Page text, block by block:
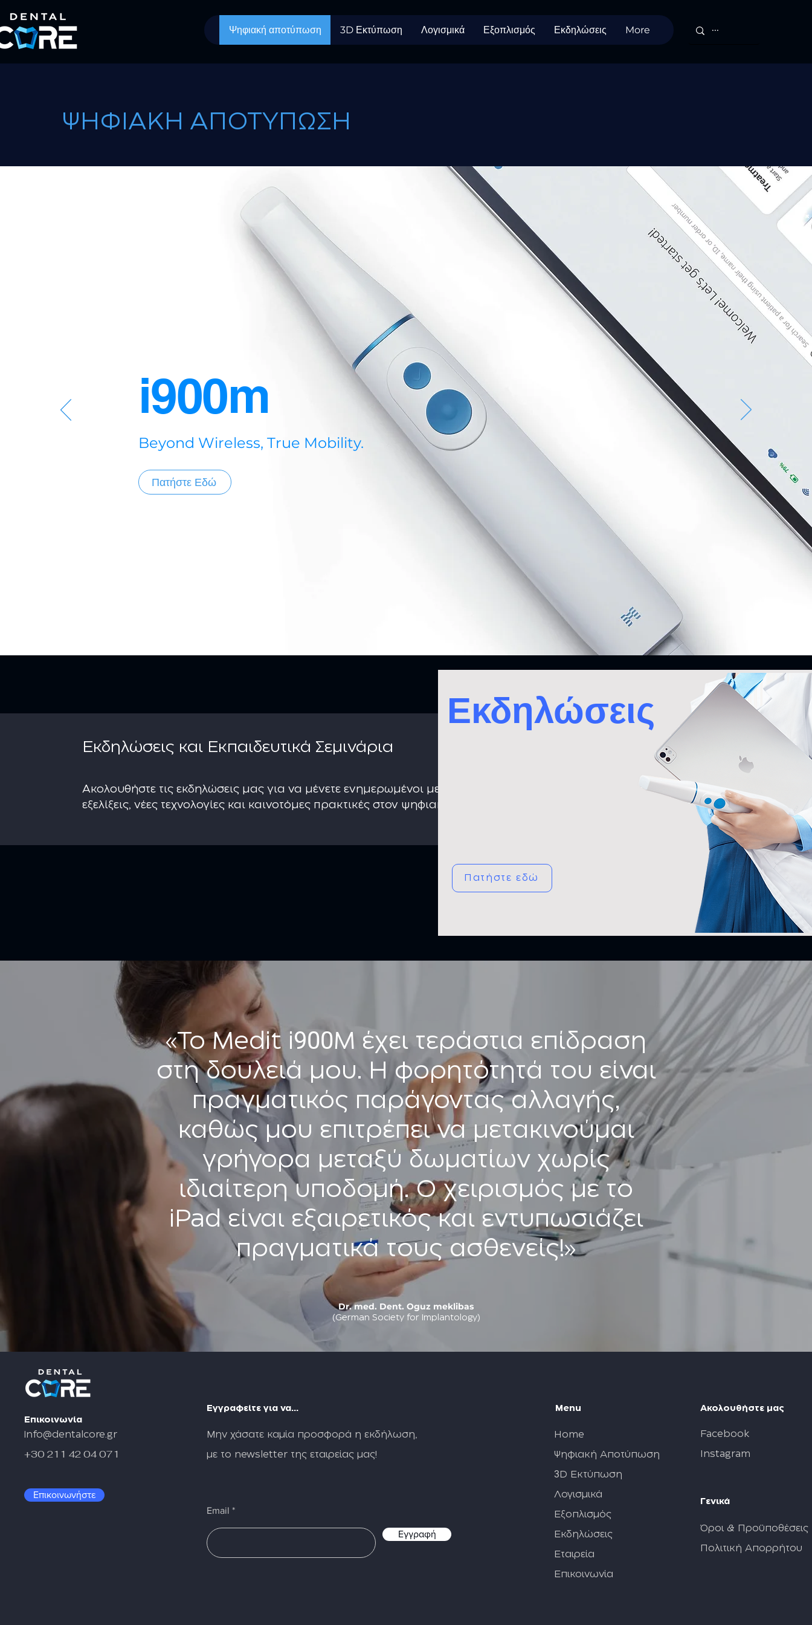
Ψηφιακή αποτύπωση 3D Εκτύπωση Λογισμικά Εξοπλισμός Εκδηλώσεις More
ΨΗΦΙΑΚΗ ΑΠΟΤΥΠΩΣΗ
i900m
Beyond Wireless, True Mobility.
Πατήστε Εδώ
Εκδηλώσεις και Εκπαιδευτικά Σεμινάρια
Ακολουθήστε τις εκδηλώσεις μας για να μένετε ενημερωμένοι με τις τελευταίες
εξελίξεις, νέες τεχνολογίες και καινοτόμες πρακτικές στον ψηφιακή οδοντιατρική.
Εκδηλώσεις
Πατήστε εδώ
«Το Medit i900M έχει τεράστια επίδραση
στη δουλειά μου. Η φορητότητά του είναι
πραγματικός παράγοντας αλλαγής,
καθώς μου επιτρέπει να μετακινούμαι
γρήγορα μεταξύ δωματίων χωρίς
ιδιαίτερη υποδομή. Ο χειρισμός με το
iPad είναι εξαιρετικός και εντυπωσιάζει
πραγματικά τους ασθενείς!»
Dr. med. Dent. Oguz meklibas
(German Society for Implantology)
Επικοινωνία
info@dentalcore.gr
+30 211 42 04 071
Επικοινωνήστε
Εγγραφείτε για να...
Μην χάσατε καμία προσφορά η εκδήλωση,
με το newsletter της εταιρείας μας!
Email
Εγγραφή
Menu
Home
Ψηφιακή Αποτύπωση
3 D Εκτύπωση
Λογισμικά
Εξοπλισμός
Εκδηλώσεις
Εταιρεία
Επικοινωνία
Ακολουθήστε μας
Facebook
Instagram
Γενικά
Όροι & Προϋποθέσεις
Πολιτική Απορρήτου